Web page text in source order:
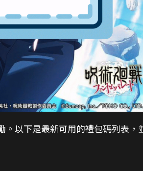
。以下是最新可用的禮包碼列表，